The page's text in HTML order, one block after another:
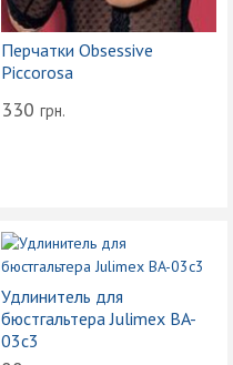
Перчатки Obsessive
Piccorosa
330 грн.
Удлинитель для
бюстгальтера Julimex BA-
03c3